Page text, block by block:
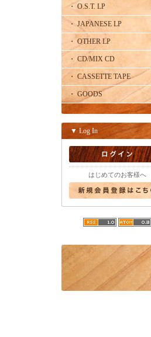
・ O.S.T. LP
・ JAPANESE LP
・ OTHER LP
・ CD/MIX CD
・ CASSETTE TAPE
・ GOODS
▼ Log In
はじめてのお客様へ